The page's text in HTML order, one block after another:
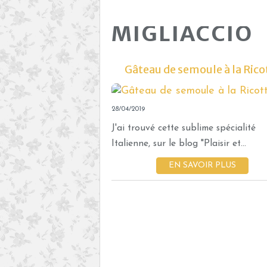
MIGLIACCIO
Gâteau de semoule à la
28/04/2019
J'ai trouvé cette sublime spécialité
Italienne, sur le blog "Plaisir et...
EN SAVOIR PLUS